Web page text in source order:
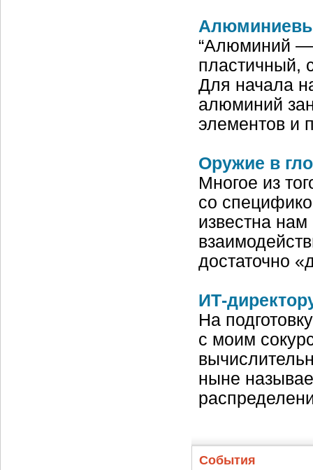
“Алюминий —
пластичный,
Для начала
алюминий
элементов и
Оружие в
Многое из
со
известна
достаточно
ИТ-
На
с моим
ныне
События